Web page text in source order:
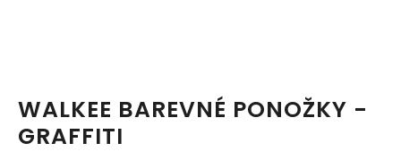
WALKEE BAREVNÉ PONOŽKY -
GRAFFITI
?